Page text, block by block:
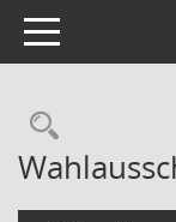
Toggle navigation